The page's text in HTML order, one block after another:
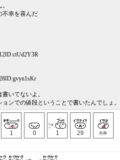
不幸を喜んだ
いてないよ。
ンでの値段ということで書いたんでしょ。
1 0 1 29 削希